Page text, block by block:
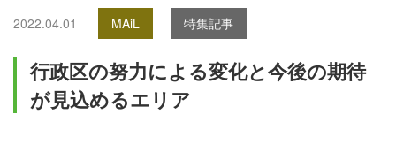
2022.04.01 MAiL 特集記事
行政区の努力による変化と今後の期待
が見込めるエリア